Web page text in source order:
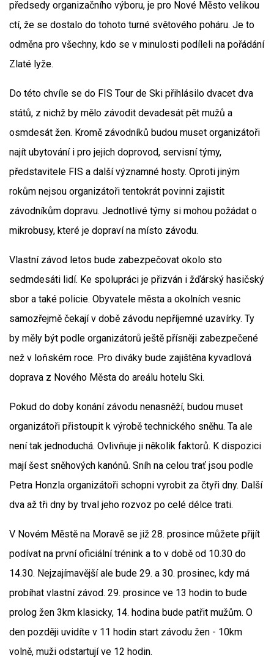
předsedy organizačního výboru, je pro Nové Město velikou
ctí, že se dostalo do tohoto turné světového poháru. Je to
odměna pro všechny, kdo se v minulosti podíleli na pořádání
Zlaté lyže.
Do této chvíle se do FIS Tour de Ski přihlásilo dvacet dva
států, z nichž by mělo závodit devadesát pět mužů a
osmdesát žen. Kromě závodníků budou muset organizátoři
najít ubytování i pro jejich doprovod, servisní týmy,
představitele FIS a další významné hosty. Oproti jiným
rokům nejsou organizátoři tentokrát povinni zajistit
závodníkům dopravu. Jednotlivé týmy si mohou požádat o
mikrobusy, které je dopraví na místo závodu.
Vlastní závod letos bude zabezpečovat okolo sto
sedmdesáti lidí. Ke spolupráci je přizván i žďárský hasičský
sbor a také policie. Obyvatele města a okolních vesnic
samozřejmě čekají v době závodu nepříjemné uzavírky. Ty
by měly být podle organizátorů ještě přísněji zabezpečené
než v loňském roce. Pro diváky bude zajištěna kyvadlová
doprava z Nového Města do areálu hotelu Ski.
Pokud do doby konání závodu nenasněží, budou muset
organizátoři přistoupit k výrobě technického sněhu. Ta ale
není tak jednoduchá. Ovlivňuje ji několik faktorů. K dispozici
mají šest sněhových kanónů. Sníh na celou trať jsou podle
Petra Honzla organizátoři schopni vyrobit za čtyři dny. Další
dva až tři dny by trval jeho rozvoz po celé délce trati.
V Novém Městě na Moravě se již 28. prosince můžete přijít
podívat na první oficiální trénink a to v době od 10.30 do
14.30. Nejzajímavější ale bude 29. a 30. prosinec, kdy má
probíhat vlastní závod. 29. prosince ve 13 hodin to bude
prolog žen 3km klasicky, 14. hodina bude patřit mužům. O
den později uvidíte v 11 hodin start závodu žen - 10km
volně, muži odstartují ve 12 hodin.